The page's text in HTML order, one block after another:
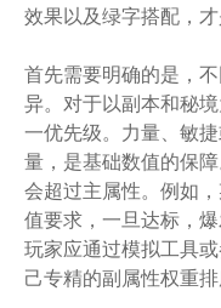
效果以及绿字搭配，
首先需要明确的是，
异。对于以副本和秘
一优先级。力量、敏
量，是基础数值的保
会超过主属性。例如
值要求，一旦达标，
玩家应通过模拟工具
己专精的副属性权重排